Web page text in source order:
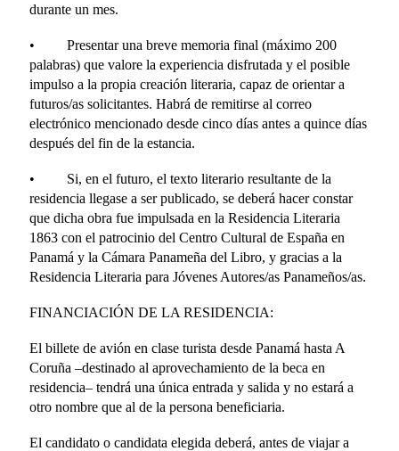
durante un mes.
• Presentar una breve memoria final (máximo 200
palabras) que valore la experiencia disfrutada y el posible
impulso a la propia creación literaria, capaz de orientar a
futuros/as solicitantes. Habrá de remitirse al correo
electrónico mencionado desde cinco días antes a quince días
después del fin de la estancia.
• Si, en el futuro, el texto literario resultante de la
residencia llegase a ser publicado, se deberá hacer constar
que dicha obra fue impulsada en la Residencia Literaria
1863 con el patrocinio del Centro Cultural de España en
Panamá y la Cámara Panameña del Libro, y gracias a la
Residencia Literaria para Jóvenes Autores/as Panameños/as.
FINANCIACIÓN DE LA RESIDENCIA:
El billete de avión en clase turista desde Panamá hasta A
Coruña –destinado al aprovechamiento de la beca en
residencia– tendrá una única entrada y salida y no estará a
otro nombre que al de la persona beneficiaria.
El candidato o candidata elegida deberá, antes de viajar a